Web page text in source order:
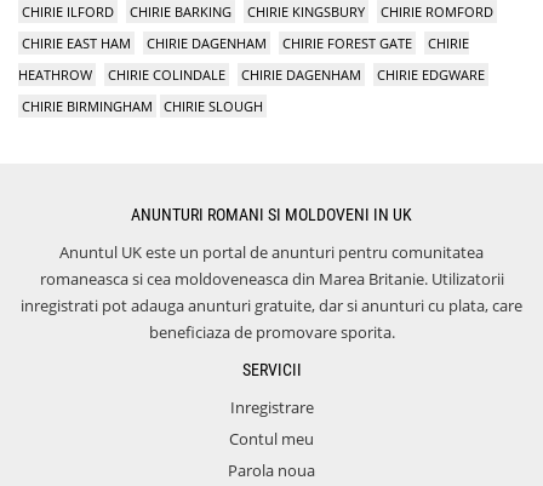
CHIRIE ILFORD
CHIRIE BARKING CHIRIE KINGSBURY
CHIRIE ROMFORD
CHIRIE EAST HAM
CHIRIE DAGENHAM CHIRIE FOREST GATE
CHIRIE
HEATHROW
CHIRIE COLINDALE CHIRIE DAGENHAM
CHIRIE EDGWARE
CHIRIE BIRMINGHAM
CHIRIE SLOUGH
ANUNTURI ROMANI SI MOLDOVENI IN UK
Anuntul UK este un portal de anunturi pentru comunitatea
romaneasca si cea moldoveneasca din Marea Britanie. Utilizatorii
inregistrati pot adauga anunturi gratuite, dar si anunturi cu plata, care
beneficiaza de promovare sporita.
SERVICII
Inregistrare
Contul meu
Parola noua